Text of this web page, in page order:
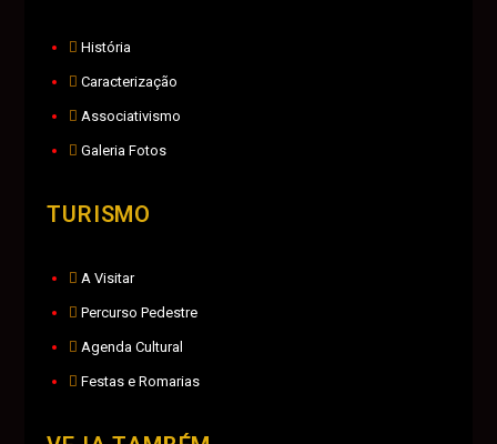
História
Caracterização
Associativismo
Galeria Fotos
TURISMO
A Visitar
Percurso Pedestre
Agenda Cultural
Festas e Romarias